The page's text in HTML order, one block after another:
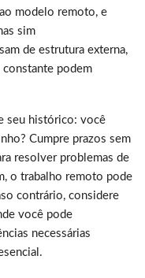
modelo remoto, e
sim
de estrutura externa,
podem
seu histórico: você
Cumpre prazos sem
resolver problemas de
o trabalho remoto pode
contrário, considere
você pode
necessárias